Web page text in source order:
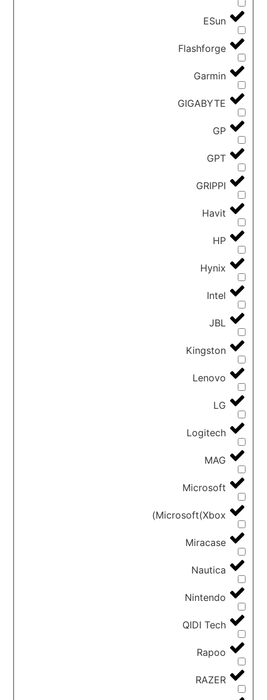
ESun
Flashforge
Garmin
GIGABYTE
GP
GPT
GRIPPI
Havit
HP
Hynix
Intel
JBL
Kingston
Lenovo
LG
Logitech
MAG
Microsoft
Microsoft(Xbox)
Miracase
Nautica
Nintendo
QIDI Tech
Rapoo
RAZER